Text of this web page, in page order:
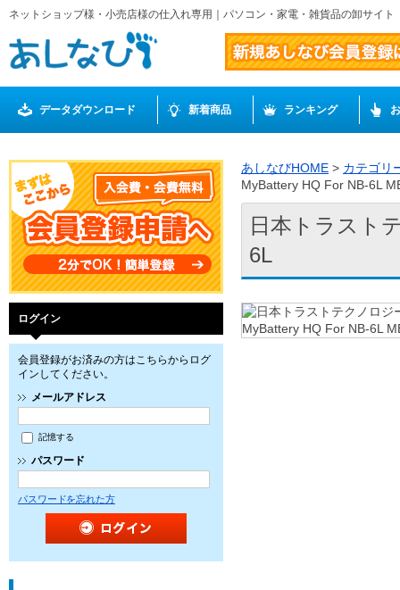
ネットショップ様・小売店様の仕入れ専用｜パソコン・家電・雑貨品の卸サイ
データダウンロード 新着商品 ランキング
ログイン
会員登録がお済みの方はこちらからログ
インしてください。
メールアドレス
記憶する
パスワード
パスワードを忘れた方
あしなびHOME > カテゴリ
MyBattery HQ For NB-6L
日本トラスト
6L